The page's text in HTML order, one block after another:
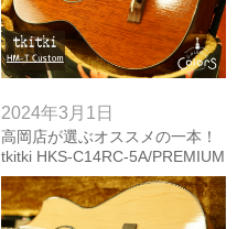
2024年3月1日
高岡店が選ぶオススメの一本！
tkitki HKS-C14RC-5A/PREMIUM
【試奏動画付き】